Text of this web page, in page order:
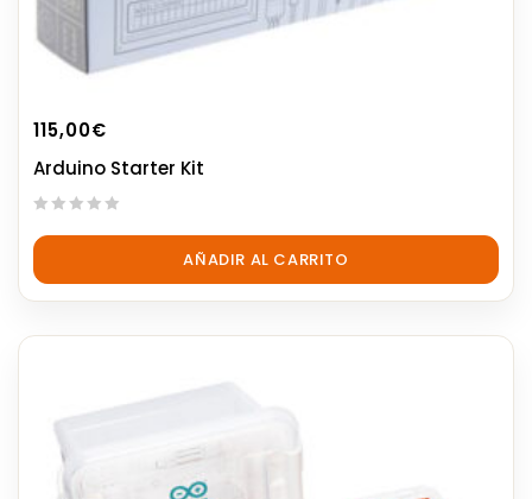
115,00€
Arduino Starter Kit
out
5
AÑADIR AL CARRITO